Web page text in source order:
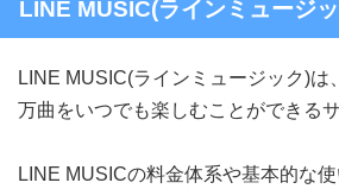
LINE MUSIC(ラインミュージ
LINE MUSIC(ラインミュージック)は
万曲をいつでも楽しむことができる
LINE MUSICの料金体系や基本的な使